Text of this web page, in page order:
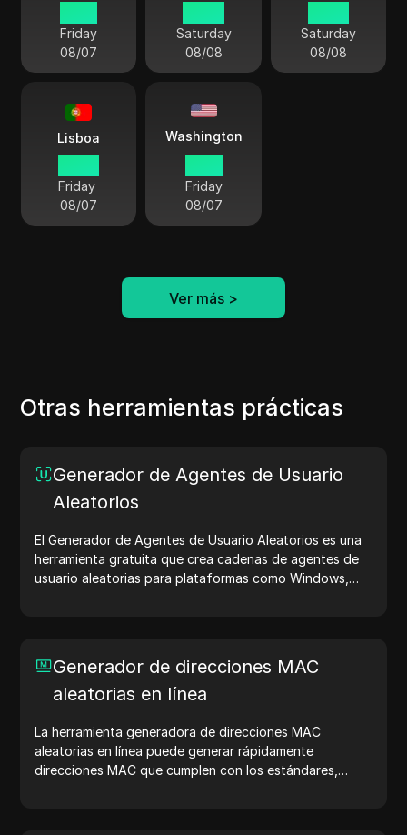
Friday
08/07
Saturday
08/08
Saturday
08/08
Lisboa
Friday
08/07
Washington
Friday
08/07
Ver más >
Otras herramientas prácticas
Generador de Agentes de Usuario
Aleatorios
El Generador de Agentes de Usuario Aleatorios es una
herramienta gratuita que crea cadenas de agentes de
usuario aleatorias para plataformas como Windows,
y optimización del desarrollo. Simplifica tus flujos de
trabajo: ¡genera agentes de usuario hoy!
Generador de direcciones MAC
aleatorias en línea
La herramienta generadora de direcciones MAC
aleatorias en línea puede generar rápidamente
direcciones MAC que cumplen con los estándares,